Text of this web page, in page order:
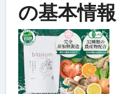
の基本情報